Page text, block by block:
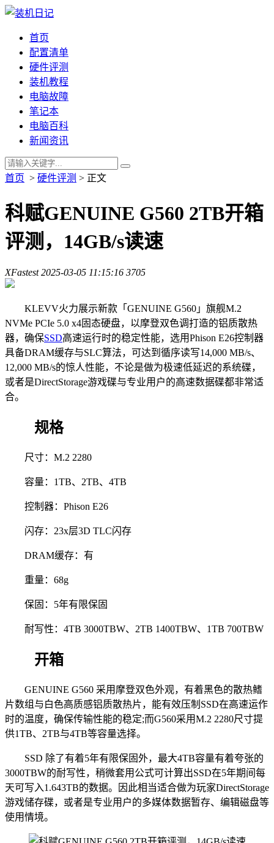
首页
配置清单
硬件评测
装机教程
电脑故障
笔记本
电脑百科
新闻资讯
首页 > 硬件评测 > 正文
科赋GENUINE G560 2TB开箱
评测，14GB/s读速
XFastest 2025-03-05 11:15:16 3705
KLEVV火力展示新款「GENUINE G560」旗舰M.2
NVMe PCIe 5.0 x4固态硬盘，以摩登双色调打造的铝质散热
器，确保SSD高速运行时的稳定性能，选用Phison E26控制器
具备DRAM缓存与SLC算法，可达到循序读写14,000 MB/s、
12,000 MB/s的惊人性能，不论是做为极速低延迟的系统碟，
或者是DirectStorage游戏碟与专业用户的高速数据碟都非常适
合。
规格
尺寸：M.2 2280
容量：1TB、2TB、4TB
控制器：Phison E26
闪存：23x层3D TLC闪存
DRAM缓存：有
重量：68g
保固：5年有限保固
耐写性：4TB 3000TBW、2TB 1400TBW、1TB 700TBW
开箱
GENUINE G560 采用摩登双色外观，有着黑色的散热鳍
片数组与白色高质感铝质散热片，能有效压制SSD在高速运作
时的温度，确保传输性能的稳定;而G560采用M.2 2280尺寸提
供1TB、2TB与4TB等容量选择。
SSD 除了有着5年有限保固外，最大4TB容量有着夸张的
3000TBW的耐写性，稍微套用公式可计算出SSD在5年期间每
天可写入1.643TB的数据。因此相当适合做为玩家DirectStorage
游戏储存碟，或者是专业用户的多媒体数据暂存、编辑磁盘等
使用情境。